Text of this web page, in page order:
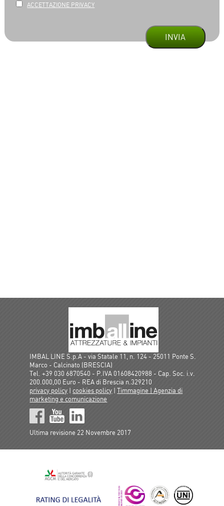
ACCETTAZIONE PRIVACY
INVIA
IMBAL LINE S.p.A - via Statale 11, n. 124 - 25011 Ponte S.
Marco - Calcinato (BRESCIA)
Tel. +39 030 6870540 - P.IVA 01608420988 - Cap. Soc. i.v.
200.000,00 Euro - REA di Brescia n.329210
privacy policy |cookies policy |Timmagine | Agenzia di
marketing e comunicazione
Ultima revisione 22 Novembre 2017